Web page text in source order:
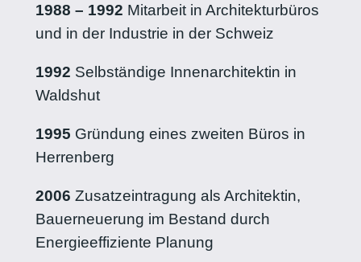
1988 – 1992 Mitarbeit in Architekturbüros
und in der Industrie in der Schweiz
1992 Selbständige Innenarchitektin in
Waldshut
1995 Gründung eines zweiten Büros in
Herrenberg
2006 Zusatzeintragung als Architektin,
Bauerneuerung im Bestand durch
Energieeffiziente Planung